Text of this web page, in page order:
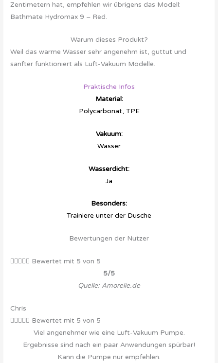
Zentimetern hat, empfehlen wir übrigens das Modell:
Bathmate Hydromax 9 – Red.
Warum dieses Produkt?
Weil das warme Wasser sehr angenehm ist, guttut und
sanfter funktioniert als Luft-Vakuum Modelle.
Praktische Infos
Material:
Polycarbonat, TPE
Vakuum:
Wasser
Wasserdicht:
Ja
Besonders:
Trainiere unter der Dusche
Bewertungen der Nutzer
 Bewertet mit 5 von 5
5/5
Quelle: Amorelie.de
Chris
 Bewertet mit 5 von 5
Viel angenehmer wie eine Luft-Vakuum Pumpe.
Ergebnisse sind nach ein paar Anwendungen spürbar!
Kann die Pumpe nur empfehlen.